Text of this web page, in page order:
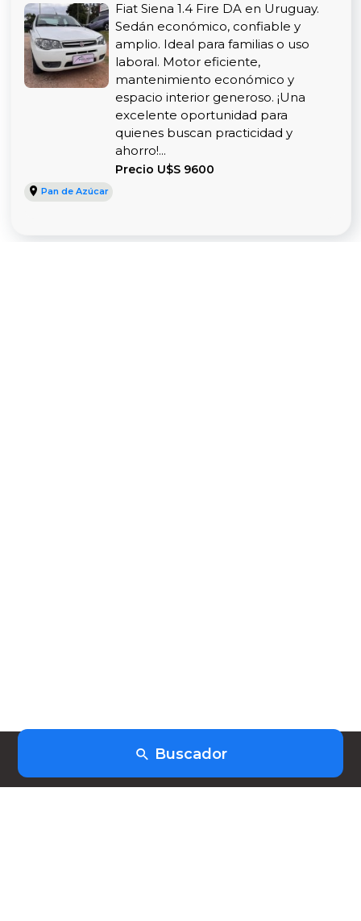
Buscador
Fiat Siena 1.4 Fire DA en Uruguay.
Sedán económico, confiable y
amplio. Ideal para familias o uso
laboral. Motor eficiente,
mantenimiento económico y
espacio interior generoso. ¡Una
excelente oportunidad para
quienes buscan practicidad y
ahorro!...
Precio U$S 9600
Pan de Azúcar